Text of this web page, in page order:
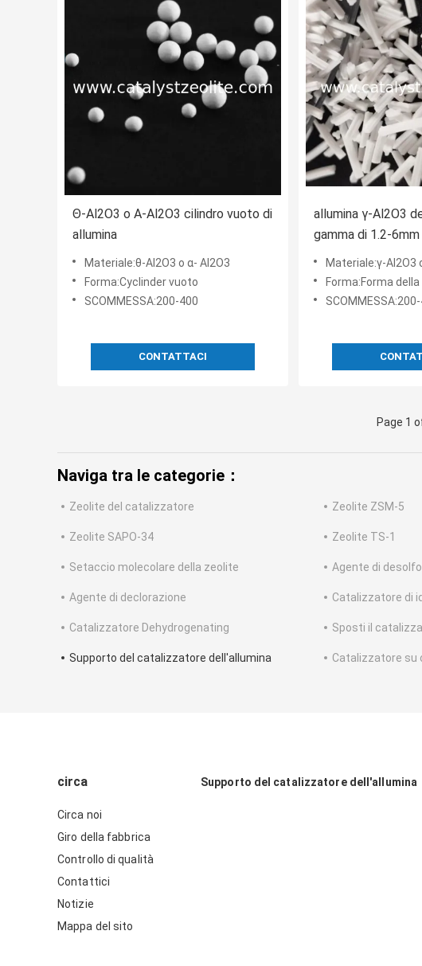
Θ-Al2O3 o Α-Al2O3 cilindro vuoto di
allumina
Materiale:θ-Al2O3 o α- Al2O3
Forma:Cyclinder vuoto
SCOMMESSA:200-400
CONTATTACI
allumina γ-Al2O3
gamma di 1.2-
del catalizzatore
forma della farfalla
Materiale:γ-Al2O3
Forma:Forma
Page 1
Naviga tra le categorie：
Zeolite del catalizzatore Zeolite ZSM-5
Zeolite SAPO-34 Zeolite TS-1
Setaccio molecolare della zeolite Agente di
Agente di declorazione Catalizzatore di
Catalizzatore Dehydrogenating Sposti il
Supporto del catalizzatore dell'allumina Catalizzatore su
circa
Circa noi
Giro della fabbrica
Controllo di qualità
Contattici
Notizie
Mappa del sito
Supporto del catalizzatore dell'allumina